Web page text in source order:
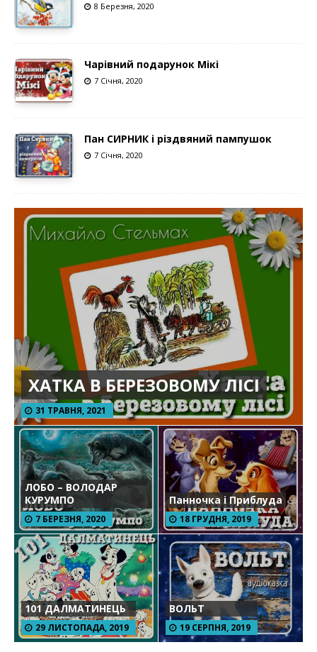
8 Березня, 2020
Чарівний подарунок Мікі
7 Січня, 2020
Пан СИРНИК і різдвяний пампушок
7 Січня, 2020
ХАТКА В БЕРЕЗОВОМУ ЛІСІ
31 ТРАВНЯ, 2021
ЛОБО – ВОЛОДАР
КУРУМПО
7 БЕРЕЗНЯ, 2020
Панночка і Приблуда
18 ГРУДНЯ, 2019
101 ДАЛМАТИНЕЦЬ
29 ЛИСТОПАДА, 2019
ВОЛЬТ
19 СЕРПНЯ, 2019